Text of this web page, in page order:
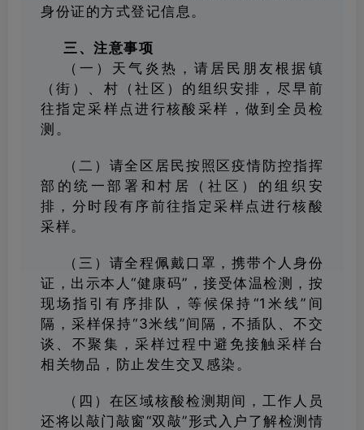
身份证的方式登记信息。
三、注意事项
（一）天气炎热，请居民朋友根据镇
（街）、村（社区）的组织安排，尽早前
往指定采样点进行核酸采样，做到全员检
测。
（二）请全区居民按照区疫情防控指挥
部的统一部署和村居（社区）的组织安
排，分时段有序前往指定采样点进行核酸
采样。
（三）请全程佩戴口罩，携带个人身份
证，出示本人“健康码”，接受体温检测，按
现场指引有序排队，等候保持“1米线”间
隔，采样保持“3米线”间隔，不插队、不交
谈、不聚集，采样过程中避免接触采样台
相关物品，防止发生交叉感染。
（四）在区域核酸检测期间，工作人员
还将以敲门敲窗“双敲”形式入户了解检测情